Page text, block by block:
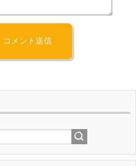
コメント送信